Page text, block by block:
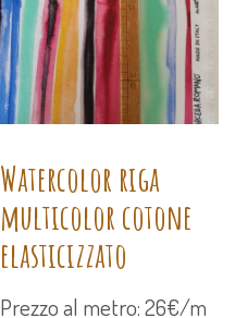
Watercolor riga
multicolor cotone
elasticizzato
Prezzo al metro: 26€/m